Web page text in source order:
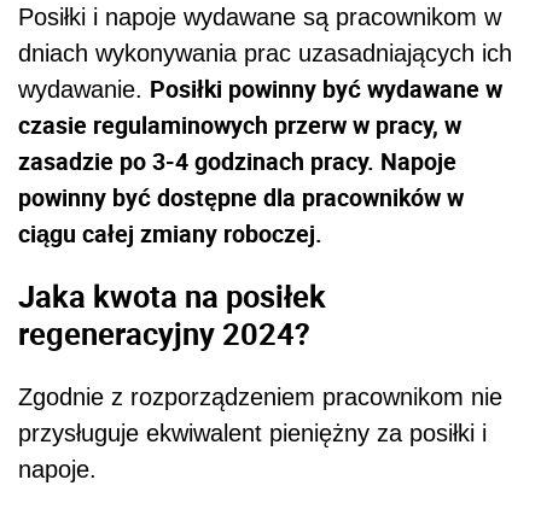
Posiłki i napoje wydawane są pracownikom w
dniach wykonywania prac uzasadniających ich
wydawanie. Posiłki powinny być wydawane w
czasie regulaminowych przerw w pracy, w
zasadzie po 3-4 godzinach pracy. Napoje
powinny być dostępne dla pracowników w
ciągu całej zmiany roboczej.
Jaka kwota na posiłek
regeneracyjny 2024?
Zgodnie z rozporządzeniem pracownikom nie
przysługuje ekwiwalent pieniężny za posiłki i
napoje.